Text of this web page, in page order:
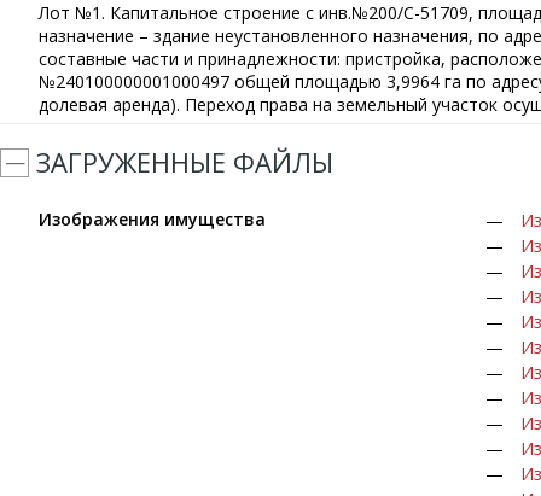
Лот №1. Капитальное строение с инв.№200/С-51709,
назначение – здание неустановленного назначения, по
составные части и принадлежности: пристройка,
№240100000001000497 общей площадью 3,9964 га по
долевая аренда). Переход права на земельный участок
ЗАГРУЖЕННЫЕ ФАЙЛЫ
Изображения имущества